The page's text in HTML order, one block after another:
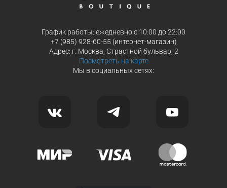
График работы: ежедневно с 10:00 до 22:00
+7 (985) 928-60-55 (интернет-магазин)
Адрес: г. Москва, Страстной бульвар, 2
Посмотреть на карте
Мы в социальных сетях: